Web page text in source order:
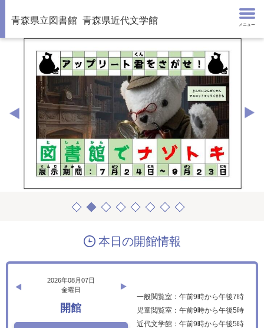
青森県立図書館 青森県近代文学館 メニュー
本日の開館情報
2026年08月07日
金曜日
開館
一般閲覧室：午前9時から午後7時
児童閲覧室：午前9時から午後5時
近代文学館：午前9時から午後5時